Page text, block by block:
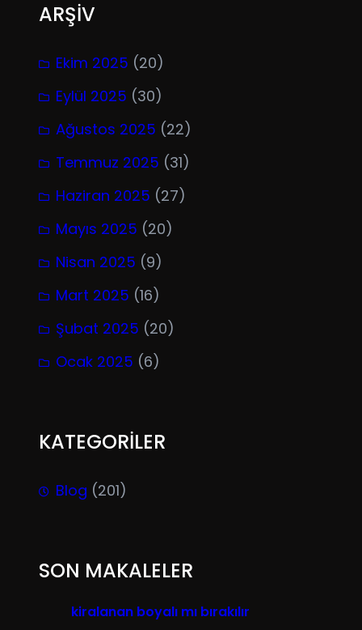
ARŞİV
Ekim 2025 (20)
Eylül 2025 (30)
Ağustos 2025 (22)
Temmuz 2025 (31)
Haziran 2025 (27)
Mayıs 2025 (20)
Nisan 2025 (9)
Mart 2025 (16)
Şubat 2025 (20)
Ocak 2025 (6)
KATEGORİLER
Blog (201)
SON MAKALELER
kiralanan boyalı mı bırakılır